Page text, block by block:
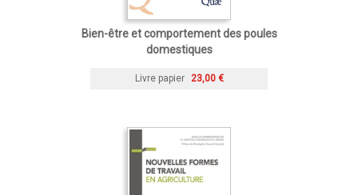
Bien-être et comportement des poules
domestiques
Livre papier 23,00 €